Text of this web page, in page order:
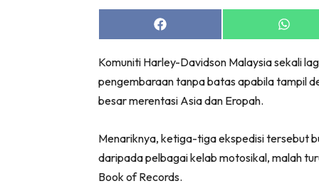
Share
on
Share
on
Komuniti Harley-Davidson Malaysia sekali
pengembaraan tanpa batas apabila tampil
besar merentasi Asia dan Eropah.
Menariknya, ketiga-tiga ekspedisi tersebut
daripada pelbagai kelab motosikal, malah
Book of Records.